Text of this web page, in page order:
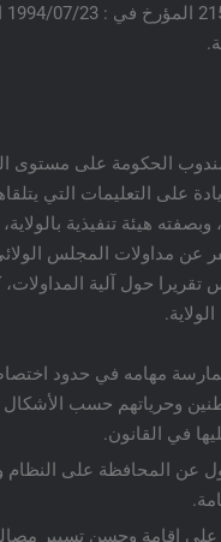
الحكومة على مستوى
على التعليمات التي
هيئة تنفيذية
عن مداولات المجلس
تقريرا حول آلية
مهامه في حدود
وحرياتهم حسب
في القانون.
عن المحافظة على النظام
على إقامة وحسن تسيير